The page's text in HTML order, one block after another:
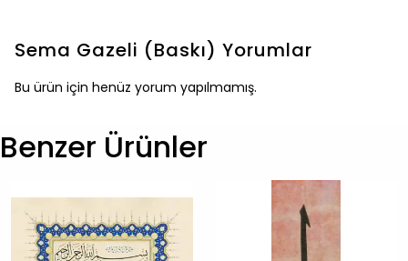
Sema Gazeli (Baskı) Yorumlar
Bu ürün için henüz yorum yapılmamış.
Benzer Ürünler